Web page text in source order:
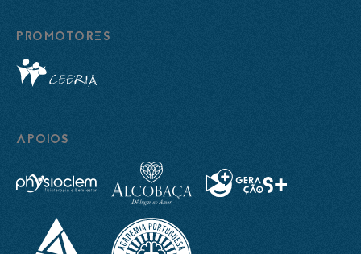
PROMOTORES
APOIOS
ENVIAR
Li e aceito a Política de Privacidade
Li e aceito a